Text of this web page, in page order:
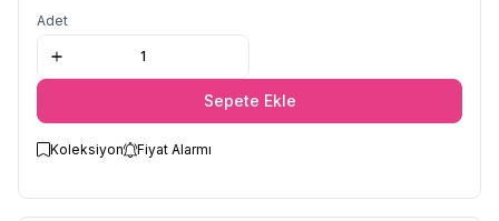
Adet
Sepete Ekle
Koleksiyon Fiyat Alarmı